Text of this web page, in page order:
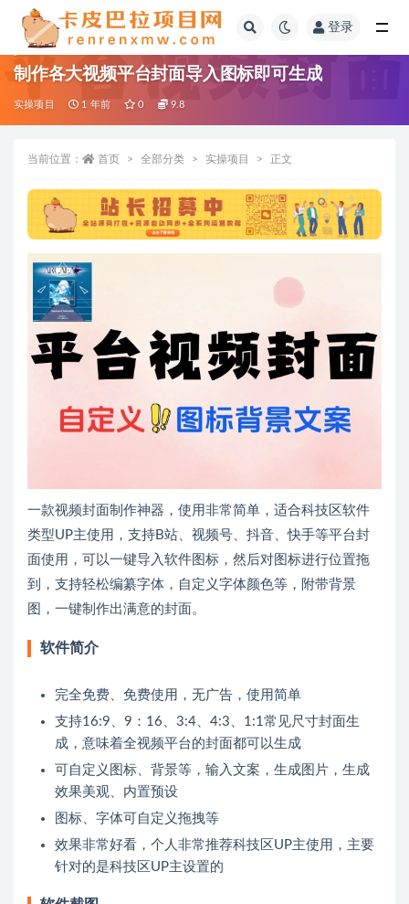
登录
制作各大视频平台封面导入图标即可生成
实操项目 1 年前 0 9.8
当前位置： 首页 全部分类 实操项目 正文
一款视频封面制作神器，使用非常简单，适合科技区软件
类型UP主使用，支持B站、视频号、抖音、快手等平台封
面使用，可以一键导入软件图标，然后对图标进行位置拖
到，支持轻松编纂字体，自定义字体颜色等，附带背景
图，一键制作出满意的封面。
软件简介
完全免费、免费使用，无广告，使用简单
支持16:9、9：16、3:4、4:3、1:1常见尺寸封面生
成，意味着全视频平台的封面都可以生成
可自定义图标、背景等，输入文案，生成图片，生成
效果美观、内置预设
图标、字体可自定义拖拽等
效果非常好看，个人非常推荐科技区UP主使用，主要
针对的是科技区UP主设置的
全部